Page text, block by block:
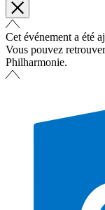
Cet événement a été
Vous pouvez
Philharmonie.